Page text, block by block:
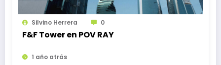
Silvino Herrera 0
F&F Tower en POV RAY
1 año atrás